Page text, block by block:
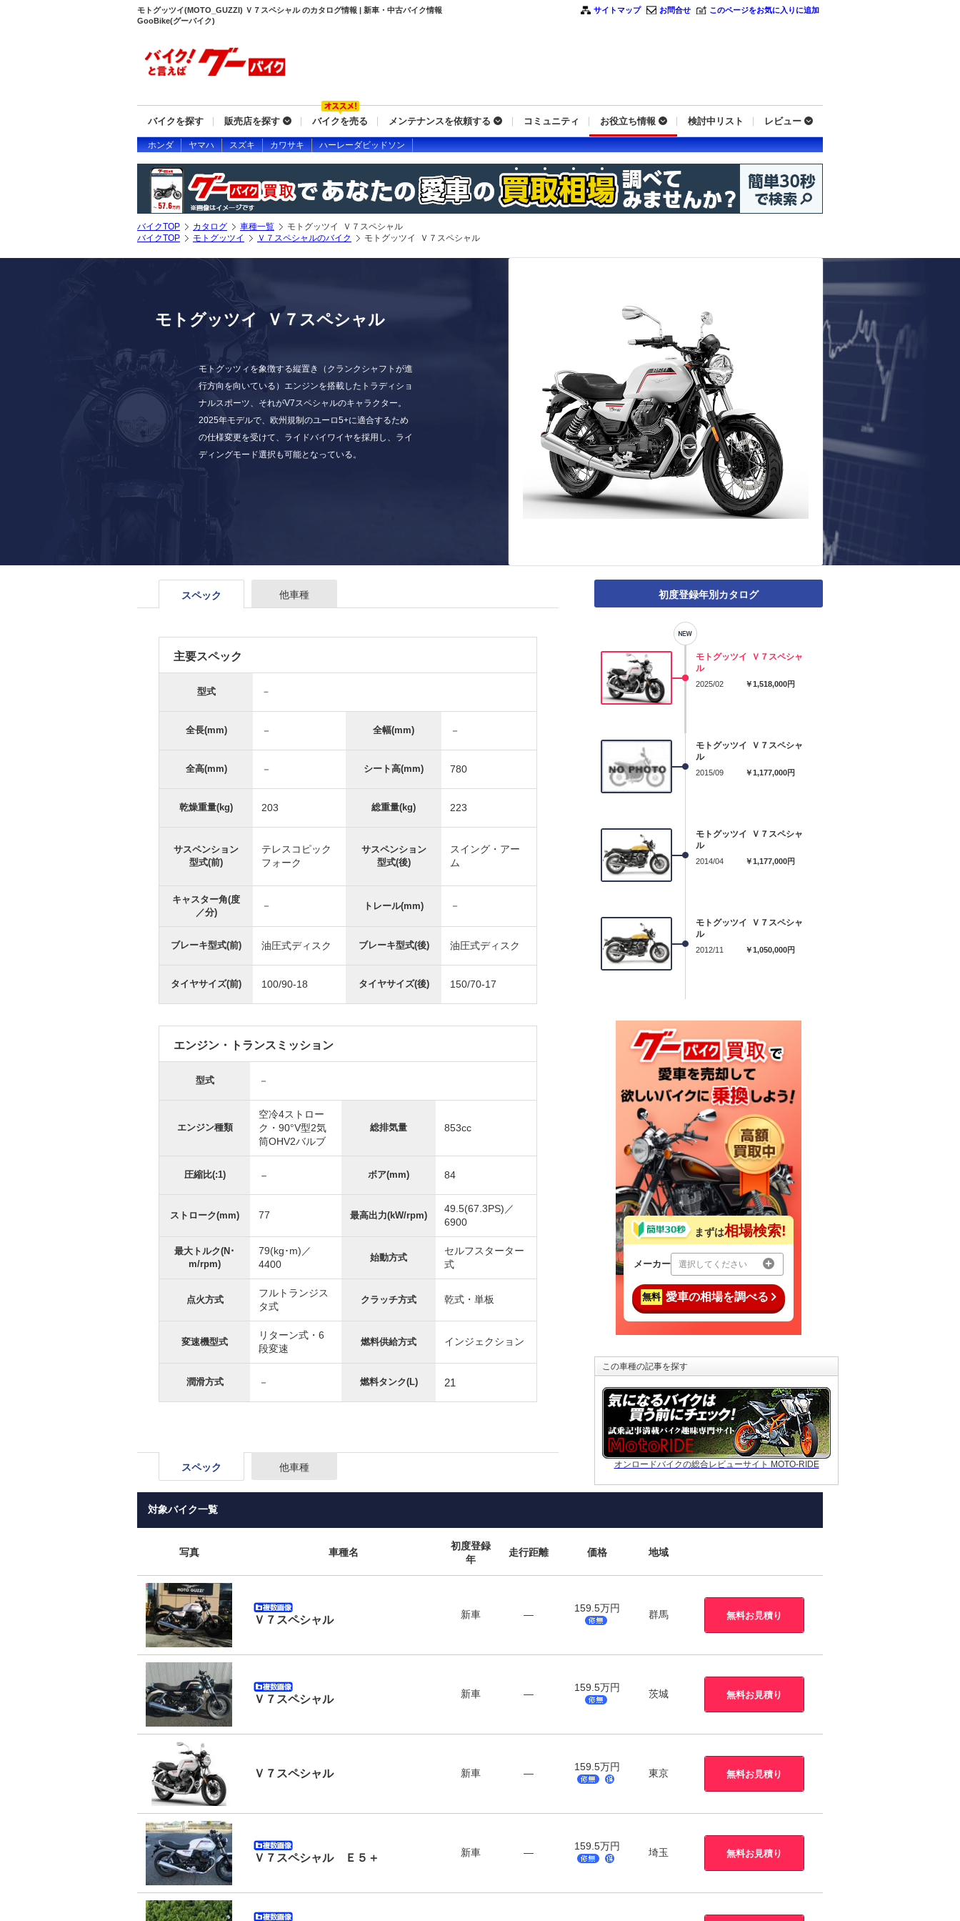
モトグッツイ(MOTO_GUZZI) Ｖ７スペシャル のカタログ情報 | 新車・中古バイク情報
GooBike(グーバイク)
サイトマップ お問合せ このページをお気に入りに追加
バイクを探す 販売店を探す バイクを売る メンテナンスを依頼する コミュニティ お役立ち情報 検討中リスト レビュー
ホンダ ヤマハ スズキ カワサキ ハーレーダビッドソン
バイクTOP カタログ 車種一覧
モトグッツイ Ｖ７スペシャル
バイクTOP
モトグッツイ Ｖ７スペシャルのバイク モトグッツイ Ｖ７スペシャル
モトグッツイ Ｖ７スペシャル
モトグッツィを象徴する縦置き（クランクシャフトが進
行方向を向いている）エンジンを搭載したトラディショ
ナルスポーツ、それがV7スペシャルのキャラクター。
2025年モデルで、欧州規制のユーロ5+に適合するため
の仕様変更を受けて、ライドバイワイヤを採用し、ライ
ディングモード選択も可能となっている。
スペック 他車種
主要スペック
型式 －
全長(mm) － 全幅(mm) －
全高(mm) － シート高(mm) 780
乾燥重量(kg) 203 総重量(kg) 223
サスペンション
型式(前)
テレスコピック
フォーク
サスペンション
型式(後)
スイング・アー
ム
キャスター角(度
／分)
－ トレール(mm) －
ブレーキ型式(前) 油圧式ディスク ブレーキ型式(後) 油圧式ディスク
タイヤサイズ(前) 100/90-18 タイヤサイズ(後) 150/70-17
エンジン・トランスミッション
型式 －
エンジン種類
空冷4ストロー
ク・90°V型2気
筒OHV2バルブ
総排気量 853cc
圧縮比(:1) － ボア(mm) 84
ストローク(mm) 77 最高出力(kW/rpm)
49.5(67.3PS)／
6900
最大トルク(N･
m/rpm)
79(kg･m)／
4400
始動方式
セルフスターター
式
点火方式
フルトランジス
タ式
クラッチ方式 乾式・単板
変速機型式
リターン式・6
段変速
燃料供給方式 インジェクション
潤滑方式 － 燃料タンク(L) 21
スペック 他車種
初度登録年別カタログ
モトグッツイ Ｖ７スペシャ
ル
2025/02 ￥1,518,000円
モトグッツイ Ｖ７スペシャ
ル
2015/09 ￥1,177,000円
モトグッツイ Ｖ７スペシャ
ル
2014/04 ￥1,177,000円
モトグッツイ Ｖ７スペシャ
ル
2012/11 ￥1,050,000円
まずは相場検索!
メーカー 選択してください
無料 愛車の相場を調べる
この車種の記事を探す
オンロードバイクの総合レビューサイト MOTO-RIDE
対象バイク一覧
写真 車種名
初度登録
年
走行距離 価格 地域
Ｖ７スペシャル 新車 ―
159.5万円
群馬 無料お見積り
Ｖ７スペシャル 新車 ―
159.5万円
茨城 無料お見積り
Ｖ７スペシャル 新車 ―
159.5万円
東京 無料お見積り
Ｖ７スペシャル Ｅ５＋ 新車 ―
159.5万円
埼玉 無料お見積り